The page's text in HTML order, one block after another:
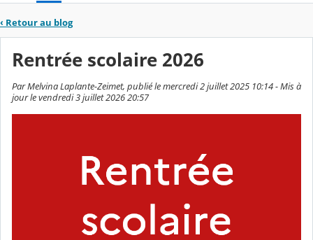
‹ Retour au blog
Rentrée scolaire 2026
Par Melvina Laplante-Zeimet, publié le mercredi 2 juillet 2025 10:14 - Mis à
jour le vendredi 3 juillet 2026 20:57